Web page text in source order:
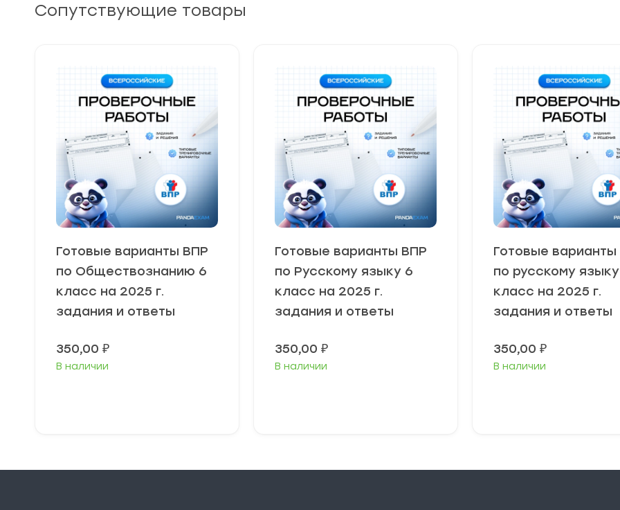
Сопутствующие товары
Готовые варианты ВПР
по Обществознанию 6
класс на 2025 г.
задания и ответы
350,00 ₽
В наличии
Готовые варианты ВПР
по Русскому языку 6
класс на 2025 г.
задания и ответы
350,00 ₽
В наличии
Готовые
по русскому
класс на 2025 г.
задания и ответы
350,00 ₽
В наличии